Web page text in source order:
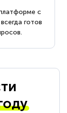
с
готов